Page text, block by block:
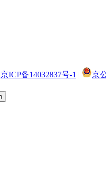
京ICP备14032837号-1 |
京